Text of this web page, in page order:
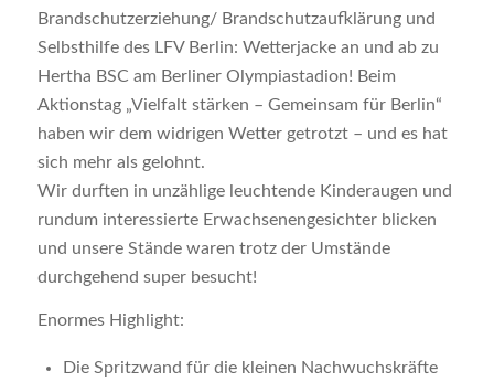
Brandschutzerziehung/ Brandschutzaufklärung und
Selbsthilfe des LFV Berlin: Wetterjacke an und ab zu
Hertha BSC am Berliner Olympiastadion! Beim
Aktionstag „Vielfalt stärken – Gemeinsam für Berlin“
haben wir dem widrigen Wetter getrotzt – und es hat
sich mehr als gelohnt.
Wir durften in unzählige leuchtende Kinderaugen und
rundum interessierte Erwachsenengesichter blicken
und unsere Stände waren trotz der Umstände
durchgehend super besucht!
Enormes Highlight:
Die Spritzwand für die kleinen Nachwuchskräfte